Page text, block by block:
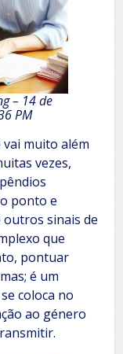
– 14 de
PM
muito além
vezes,
ponto e
sinais de
que
pontuar
é um
coloca no
ao género